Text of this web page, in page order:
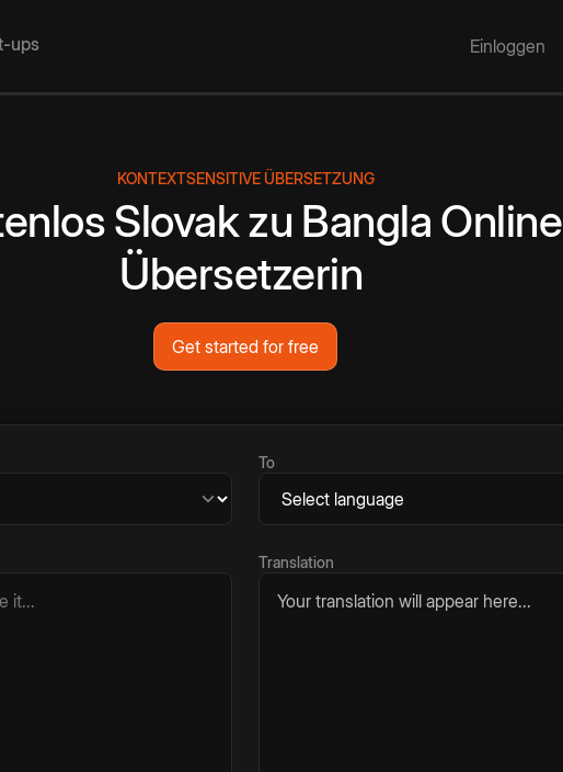
ups Einloggen
KONTEXTSENSITIVE ÜBERSETZUNG
Slovakzu Bangla Online
Übersetzerin
Get started for free
To
Translation
Your translation will appear here...